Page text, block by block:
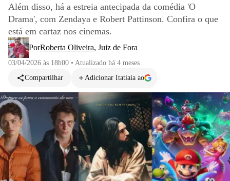
Além disso, há a estreia antecipada da comédia 'O
Drama', com Zendaya e Robert Pattinson. Confira o que
está em cartaz nos cinemas.
PorRoberta Oliveira, Juiz de Fora
03/04/2026 às 18h00 • Atualizado há 4 meses
Compartilhar
Adicionar Itatiaia ao